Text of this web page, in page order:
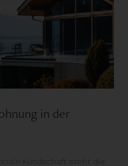
in der
Kundschaft steht die